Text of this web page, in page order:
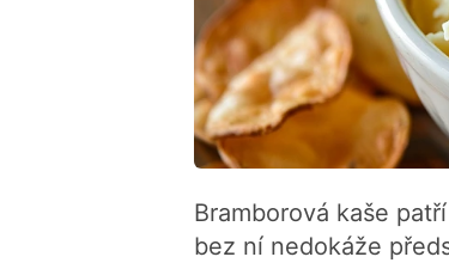
Bramborová kaše
bez ní nedokáže